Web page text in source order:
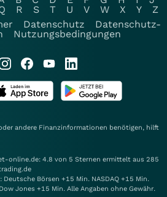
R S T U V W X Y
Z
Datenschutz
Datenschutz-
Nutzungsbedingungen
andere Finanzinformationen benötigen, hilft
online.de: 4.8 von 5 Sternen ermittelt aus 285
Börsen +15 Min. NASDAQ +15 Min.
Jones +15 Min. Alle Angaben ohne Gewähr.